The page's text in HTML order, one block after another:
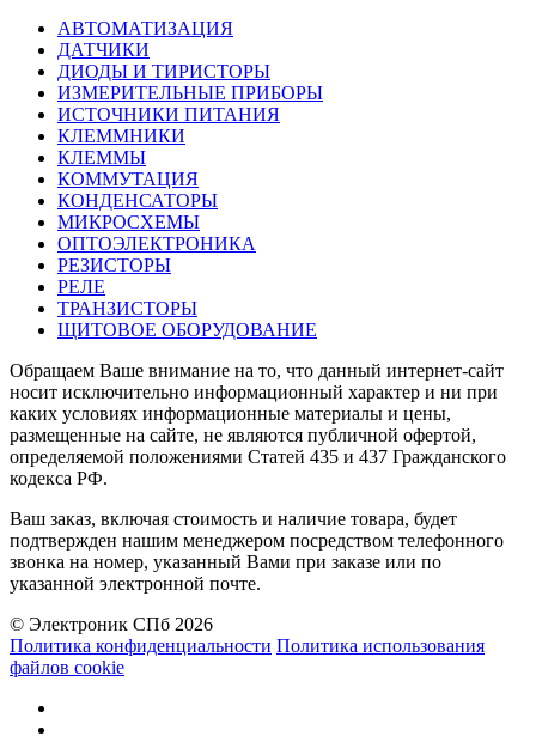
АВТОМАТИЗАЦИЯ
ДАТЧИКИ
ДИОДЫ И ТИРИСТОРЫ
ИЗМЕРИТЕЛЬНЫЕ ПРИБОРЫ
ИСТОЧНИКИ ПИТАНИЯ
КЛЕММНИКИ
КЛЕММЫ
КОММУТАЦИЯ
КОНДЕНСАТОРЫ
МИКРОСХЕМЫ
ОПТОЭЛЕКТРОНИКА
РЕЗИСТОРЫ
РЕЛЕ
ТРАНЗИСТОРЫ
ЩИТОВОЕ ОБОРУДОВАНИЕ
Обращаем Ваше внимание на то, что данный интернет-сайт
носит исключительно информационный характер и ни при
каких условиях информационные материалы и цены,
размещенные на сайте, не являются публичной офертой,
определяемой положениями Статей 435 и 437 Гражданского
кодекса РФ.
Ваш заказ, включая стоимость и наличие товара, будет
подтвержден нашим менеджером посредством телефонного
звонка на номер, указанный Вами при заказе или по
указанной электронной почте.
© Электроник СПб 2026
Политика конфиденциальности Политика использования
файлов cookie